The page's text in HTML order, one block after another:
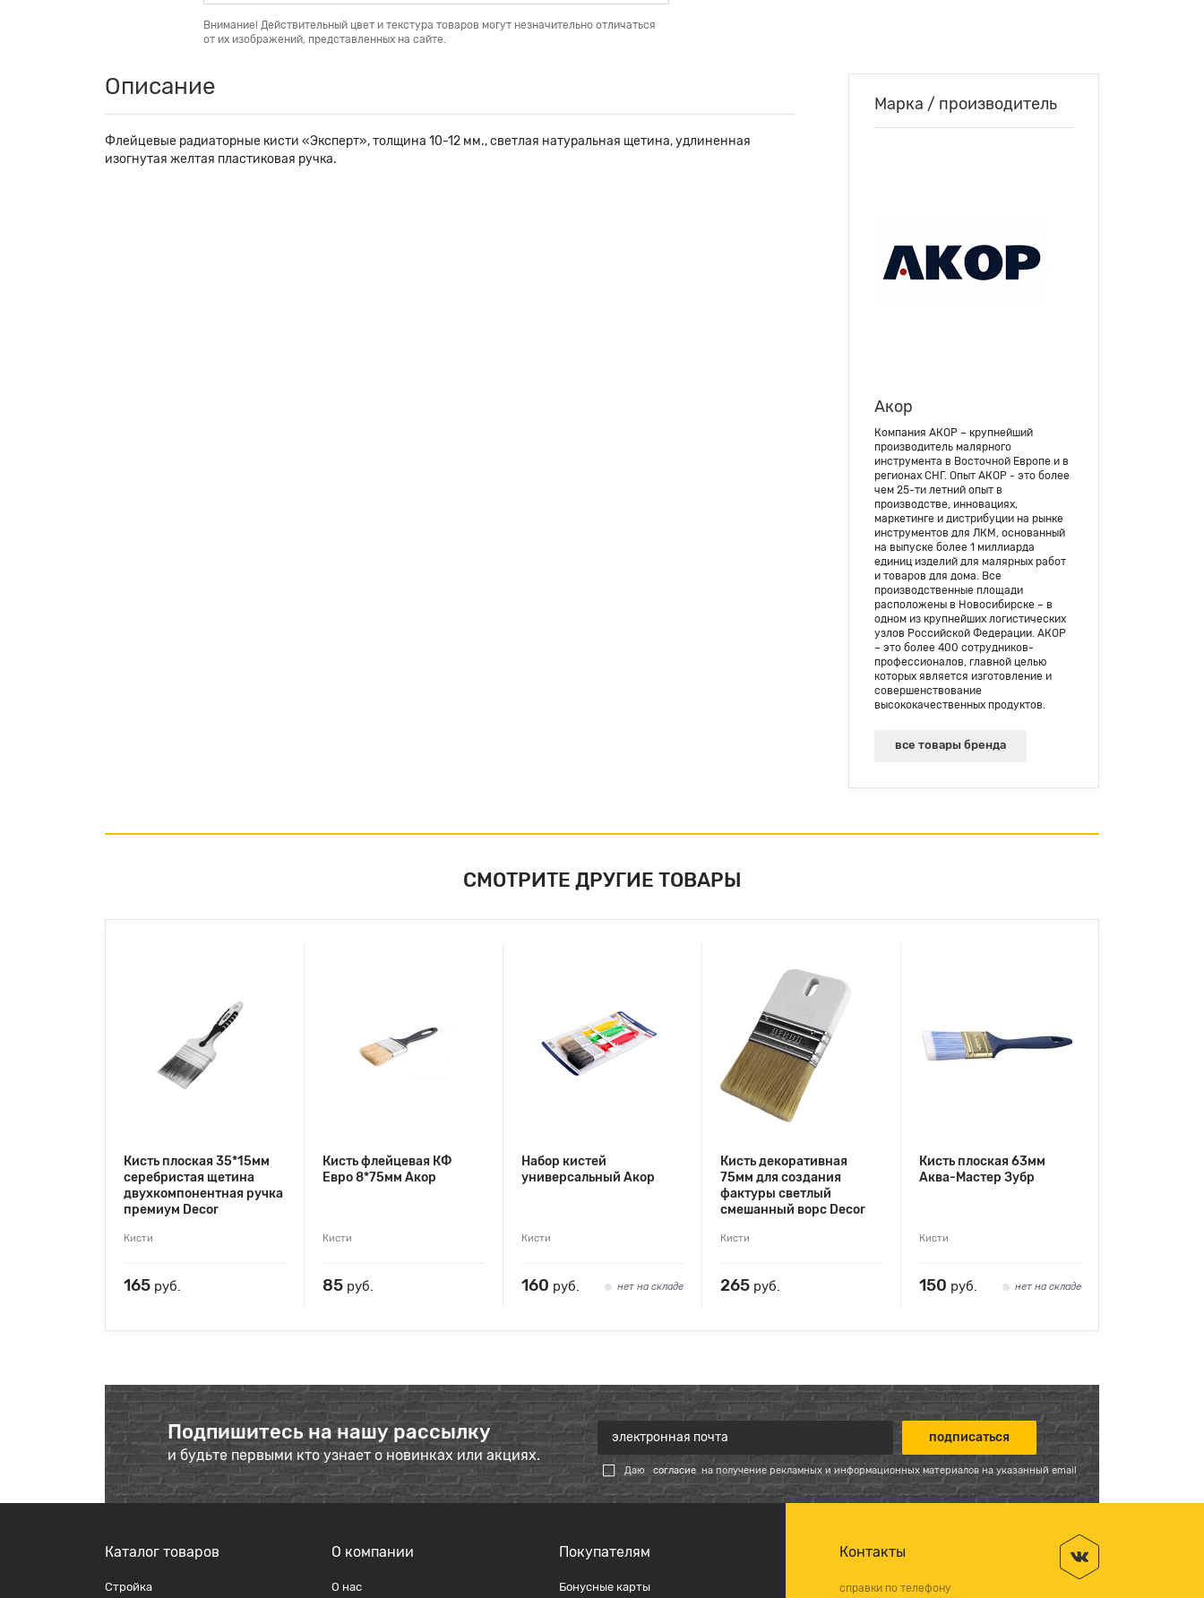
Внимание! Действительный цвет и текстура товаров могут незначительно отличаться
от их изображений, представленных на сайте.
Описание
Флейцевые радиаторные кисти «Эксперт», толщина 10-12 мм., светлая натуральная щетина, удлиненная
изогнутая желтая пластиковая ручка.
Марка / производитель
Акор
Компания АКОР – крупнейший
производитель малярного
инструмента в Восточной Европе и в
регионах СНГ. Опыт АКОР - это более
чем 25-ти летний опыт в
производстве, инновациях,
маркетинге и дистрибуции на рынке
инструментов для ЛКМ, основанный
на выпуске более 1 миллиарда
единиц изделий для малярных работ
и товаров для дома. Все
производственные площади
расположены в Новосибирске – в
одном из крупнейших логистических
узлов Российской Федерации. АКОР
– это более 400 сотрудников-
профессионалов, главной целью
которых является изготовление и
совершенствование
высококачественных продуктов.
все товары бренда
СМОТРИТЕ ДРУГИЕ ТОВАРЫ
Кисть плоская 35*15мм
серебристая щетина
двухкомпонентная ручка
премиум Decor
Кисти
165 руб.
Кисть флейцевая КФ
Евро 8*75мм Акор
Кисти
85 руб.
Набор кистей
универсальный Акор
Кисти
160 руб. нет на складе
Кисть декоративная
75мм для создания
фактуры светлый
смешанный ворс Decor
Кисти
265 руб.
Кисть плоская 63мм
Аква-Мастер Зубр
Кисти
150 руб. нет на складе
Подпишитесь на нашу рассылку
и будьте первыми кто узнает о новинках или акциях.
Даю согласие на получение рекламных и информационных материалов на указанный email
Контакты
справки по телефону
Каталог товаров
Стройка
О компании
О наc
Покупателям
Бонусные карты